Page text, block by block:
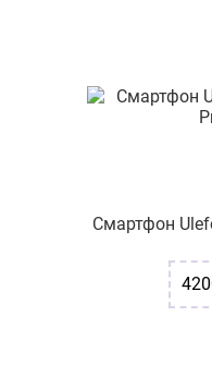
Смартфон